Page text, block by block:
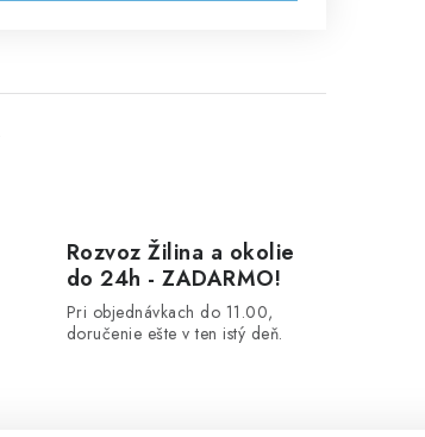
Rozvoz Žilina a okolie
do 24h - ZADARMO!
Pri objednávkach do 11.00,
doručenie ešte v ten istý deň.